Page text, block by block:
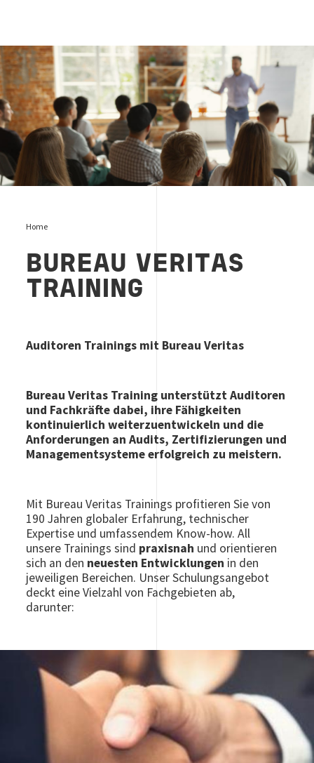
Bureau Veritas Training
Home
BUREAU VERITAS
TRAINING
Auditoren Trainings mit Bureau Veritas
Bureau Veritas Training unterstützt Auditoren
und Fachkräfte dabei, ihre Fähigkeiten
kontinuierlich weiterzuentwickeln und die
Anforderungen an Audits, Zertifizierungen und
Managementsysteme erfolgreich zu meistern.
Mit Bureau Veritas Trainings profitieren Sie von
190 Jahren globaler Erfahrung, technischer
Expertise und umfassendem Know-how. All
unsere Trainings sind praxisnah und orientieren
sich an den neuesten Entwicklungen in den
jeweiligen Bereichen. Unser Schulungsangebot
deckt eine Vielzahl von Fachgebieten ab,
darunter: